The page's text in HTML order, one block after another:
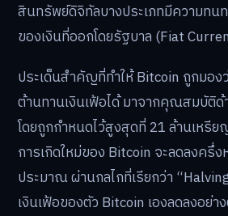
สินทรัพย์ดิจิทัลบางประเภทมีความทน
ของเงินที่ออกโดยรัฐบาล (Fiat
ประเด็นสำคัญที่ทำให้ Bitcoin ถูกมอ
ต้านทานเงินเฟ้อได้ มาจากคุณสมบัติ
โดยถูกกำหนดไว้สูงสุดที่ 21 ล้านเหรี
การเกิดใหม่ของ Bitcoin จะลดลงครึ่
ประมาณ ผ่านกลไกที่เรียกว่า
เงินเฟ้อของตัว Bitcoin เองลดลงอย่า